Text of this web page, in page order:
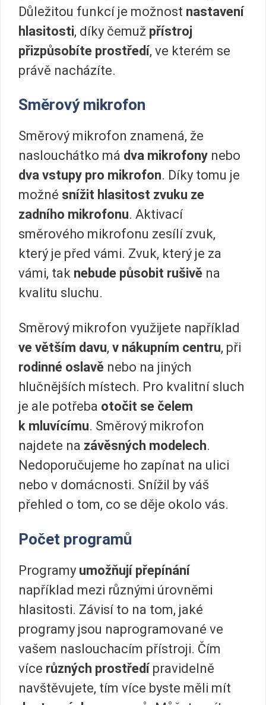
Důležitou funkcí je možnost nastavení
hlasitosti, díky čemuž přístroj
přizpůsobíte prostředí, ve kterém se
právě nacházíte.
Směrový mikrofon
Směrový mikrofon znamená, že
naslouchátko má dva mikrofony nebo
dva vstupy pro mikrofon. Díky tomu je
možné snížit hlasitost zvuku ze
zadního mikrofonu. Aktivací
směrového mikrofonu zesílí zvuk,
který je před vámi. Zvuk, který je za
vámi, tak nebude působit rušivě na
kvalitu sluchu.
Směrový mikrofon využijete například
ve větším davu, v nákupním centru, při
rodinné oslavě nebo na jiných
hlučnějších místech. Pro kvalitní sluch
je ale potřeba otočit se čelem
k mluvícímu. Směrový mikrofon
najdete na závěsných modelech.
Nedoporučujeme ho zapínat na ulici
nebo v domácnosti. Snížil by váš
přehled o tom, co se děje okolo vás.
Počet programů
Programy umožňují přepínání
například mezi různými úrovněmi
hlasitosti. Závisí to na tom, jaké
programy jsou naprogramované ve
vašem naslouchacím přístroji. Čím
více různých prostředípravidelně
navštěvujete, tím více byste měli mít